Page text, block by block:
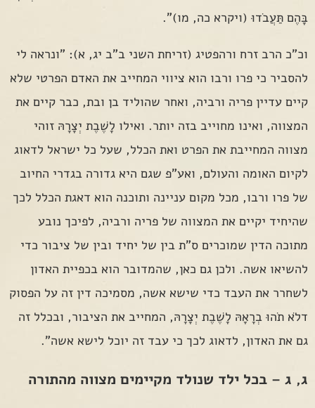
בָּהֶם תַּעֲבֹדוּ (ויקרא כה, מו)".
וכ"כ הרב זרח ורהפטיג (זריחת השני ב"ב יג, א): "ונראה לי
להסביר כי פרו ורבו הוא ציווי המחייב את האדם הפרטי שלא
קיים עדיין פריה ורביה, ואחר שהוליד בן ובת, כבר קיים את
המצווה, ואינו מחוייב בזה יותר. ואילו לָשֶׁבֶת יְצָרָהּ זוהי
מצווה המחייבת את הפרט ואת הכלל, שעל כל ישראל לדאוג
לקיום האומה והעולם, ואע"פ שגם היא גדורה בגדרי החיוב
של פרו ורבו, מכל מקום עניינה ותוכנה הוא דאגת הכלל לכך
שהיחיד יקיים את המצווה של פריה ורביה, לפיכך נובע
מתוכה הדין שמוכרים ס"ת בין של יחיד ובין של ציבור כדי
להשיאו אשה. ולכן גם כאן, שהמדובר הוא בכפיית האדון
לשחרר את העבד כדי שישא אשה, מסמיכה דין זה על הפסוק
דלֹא תֹהוּ בְרָאָהּ לָשֶׁבֶת יְצָרָהּ, המחייב את הציבור, ובכלל זה
גם את האדון, לדאוג לכך כי עבד זה יוכל לישא אשה".
ג, ג – בכל ילד שנולד מקיימים מצווה מהתורה